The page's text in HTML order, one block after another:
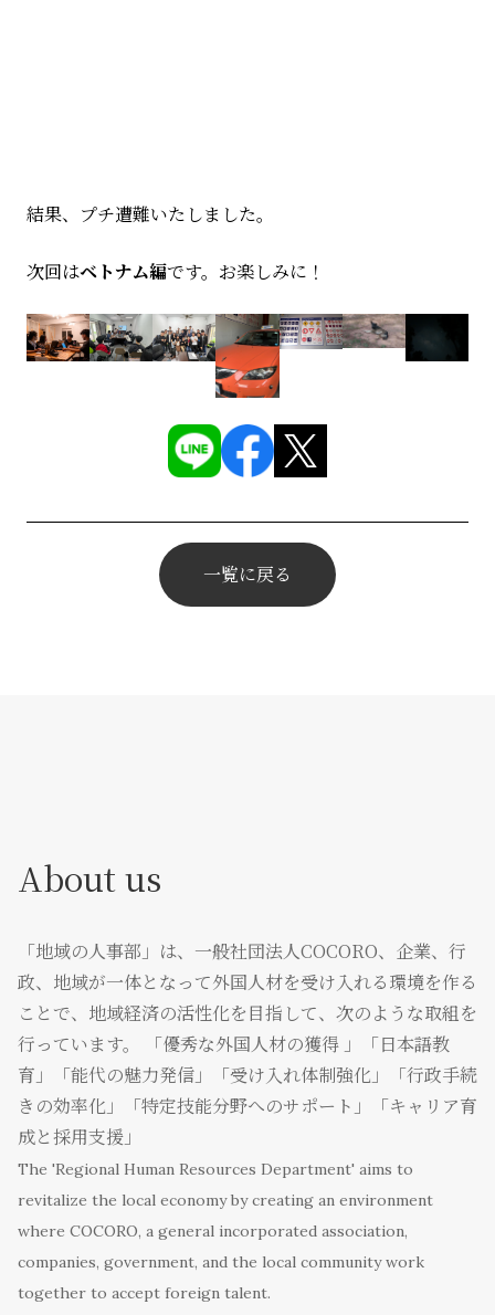
結果、プチ遭難いたしました。
次回はベトナム編です。お楽しみに！
一覧に戻る
About us
「地域の人事部」は、一般社団法人COCORO、企業、行
政、地域が一体となって外国人材を受け入れる環境を作る
ことで、地域経済の活性化を目指して、次のような取組を
行っています。 「優秀な外国人材の獲得 」「日本語教
育」「能代の魅力発信」「受け入れ体制強化」「行政手続
きの効率化」「特定技能分野へのサポート」「キャリア育
成と採用支援」
The 'Regional Human Resources Department' aims to
revitalize the local economy by creating an environment
where COCORO, a general incorporated association,
companies, government, and the local community work
together to accept foreign talent.